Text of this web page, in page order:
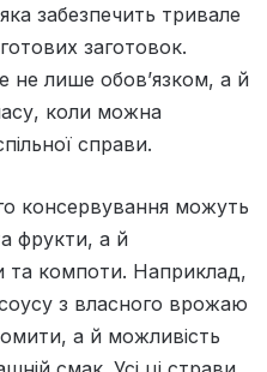
забезпечить тривале
заготовок.
не лише обов’язком, а й
коли можна
справи.
консервування можуть
фрукти, а й
та компоти. Наприклад,
з власного врожаю
а й можливість